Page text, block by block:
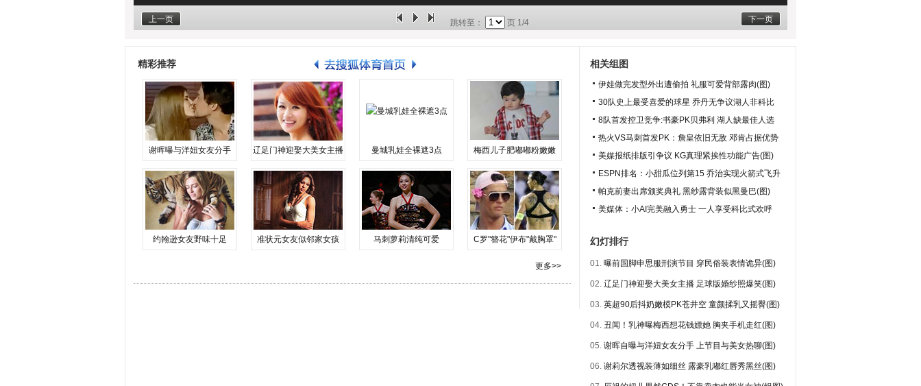
上一页 下一页
跳转至： 页 1/4
精彩推荐
谢晖曝与洋妞女友分手 辽足门神迎娶大美女主播 曼城乳娃全裸遮3点 梅西儿子肥嘟嘟粉嫩嫩
约翰逊女友野味十足 准状元女友似邻家女孩 马刺萝莉清纯可爱 C罗"簪花"伊布"戴胸罩"
更多>>
相关组图
伊娃做完发型外出遭偷拍 礼服可爱背部露肉(图)
30队史上最受喜爱的球星 乔丹无争议湖人非科比
8队首发控卫竞争:书豪PK贝弗利 湖人缺最佳人选
热火VS马刺首发PK：詹皇依旧无敌 邓肯占据优势
美媒报纸排版引争议 KG真理紧挨性功能广告(图)
ESPN排名：小甜瓜位列第15 乔治实现火箭式飞升
帕克前妻出席颁奖典礼 黑纱露背装似黑曼巴(图)
美媒体：小AI完美融入勇士 一人享受科比式欢呼
幻灯排行
01. 曝前国脚申思服刑演节目 穿民俗装表情诡异(图)
02. 辽足门神迎娶大美女主播 足球版婚纱照爆笑(图)
03. 英超90后抖奶嫩模PK苍井空 童颜揉乳又摇臀(图)
04. 丑闻！乳神曝梅西想花钱嫖她 胸夹手机走红(图)
05. 谢晖自曝与洋妞女友分手 上节目与美女热聊(图)
06. 谢莉尔透视装薄如细丝 露豪乳嘟红唇秀黑丝(图)